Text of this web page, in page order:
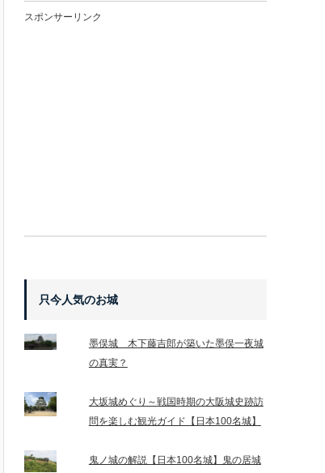
スポンサーリンク
只今人気のお城
墨俣城 木下藤吉郎が築いた墨俣一夜城
の真実？
大坂城めぐり～戦国時期の大阪城史跡訪
問を楽しむ観光ガイド【日本100名城】
鬼ノ城の解説【日本100名城】鬼の居城